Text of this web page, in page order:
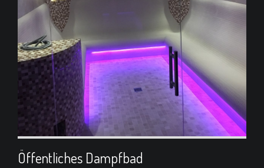
Öffentliches Dampfbad